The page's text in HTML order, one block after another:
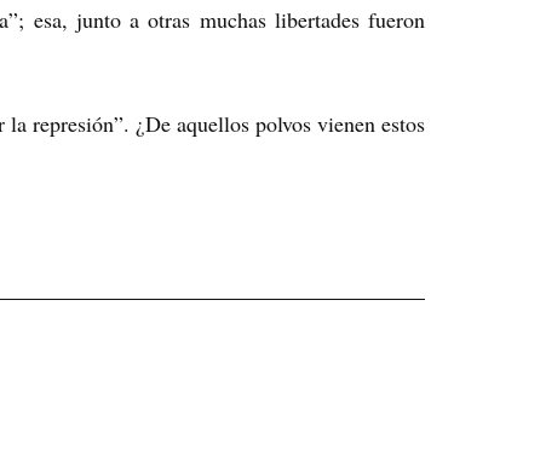
esa, junto a otras muchas libertades fueron
represión”. ¿De aquellos polvos vienen estos